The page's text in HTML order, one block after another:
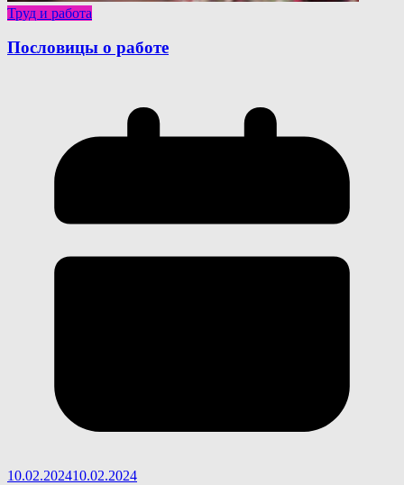
Труд и работа
Пословицы о работе
10.02.202410.02.2024